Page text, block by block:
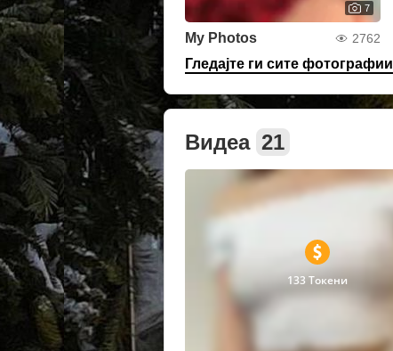
7
My Photos 2762
Гледајте ги сите фотографии
Видеа 21
133 Токени